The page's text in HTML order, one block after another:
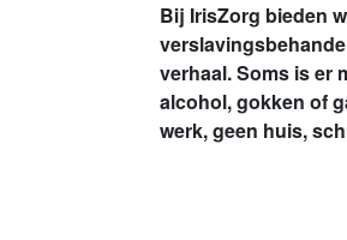
Bij IrisZorg bieden
verhaal. Soms is er
alcohol, gokken of
werk, geen huis,